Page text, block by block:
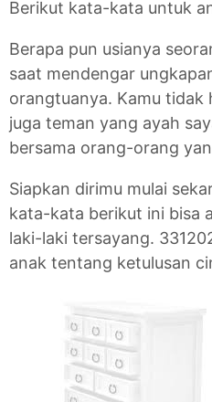
Berikut kata-kata untuk
Berapa pun usianya
saat mendengar
orangtuanya. Kamu tidak
juga teman yang ayah
bersama orang-orang
Siapkan dirimu mulai
kata-kata berikut ini bisa
laki-laki tersayang.
anak tentang ketulusan